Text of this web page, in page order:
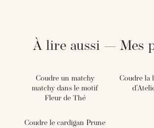
À lire aussi — Mes
Coudre un matchy
matchy dans le motif
Fleur de Thé
Coudre la
Coudre le cardigan Prune